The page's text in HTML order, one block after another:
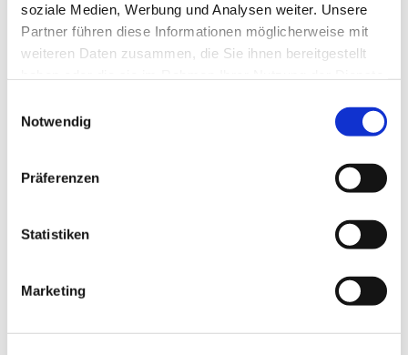
soziale Medien, Werbung und Analysen weiter. Unsere
Partner führen diese Informationen möglicherweise mit
weiteren Daten zusammen, die Sie ihnen bereitgestellt
Notwendig
Präferenzen
Statistiken
Marketing